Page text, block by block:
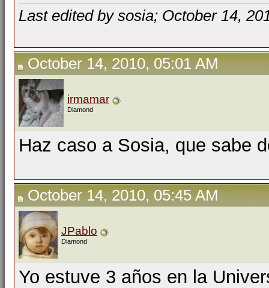
Last edited by sosia; October 14,
October 14, 2010, 05:01 AM
irmamar
Diamond
Haz caso a Sosia, que sabe
October 14, 2010, 05:45 AM
JPablo
Diamond
Yo estuve 3 años en la